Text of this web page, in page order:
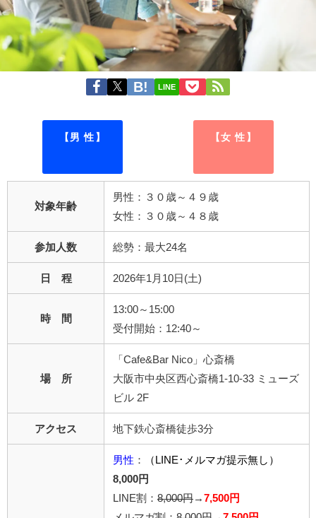
LINE
【男 性】 【女 性】
対象年齢
男性：３０歳～４９歳
女性：３０歳～４８歳
参加人数 総勢：最大24名
日 程 2026年1月10日(土)
時 間
13:00～15:00
受付開始：12:40～
場 所
「Cafe&Bar Nico」心斎橋
大阪市中央区西心斎橋1-10-33 ミューズ
ビル 2F
アクセス 地下鉄心斎橋徒歩3分
男性 ：
（LINE･メルマガ提示無し）
8,000円
LINE割： 8,000円 → 7,500円